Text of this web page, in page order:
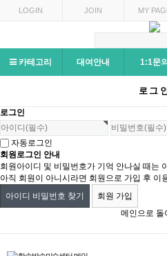
LOGIN JOIN MY
카테고리 대여안내 1:1문의
로그
로그인
자동로그인
회원로그인 안내
회원아이디 및 비밀번호가 기억 안나실 때는
아직 회원이 아니시라면 회원으로 가입 후 이
아이디 비밀번호 찾기
회원 가입
메인으로 돌